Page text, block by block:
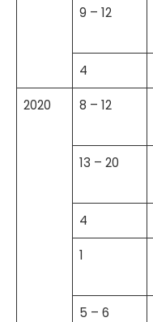
9 – 12
4
2020 8 – 12
13 – 20
4
1
5 – 6